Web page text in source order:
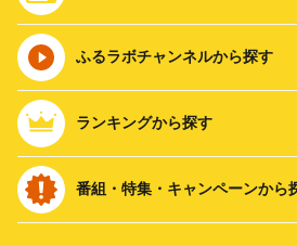
ふるラボチャンネルから探す
ランキングから探す
番組・特集・キャンペーンから